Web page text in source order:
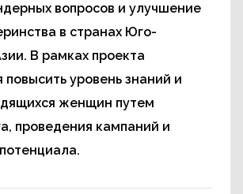
вопросов и улучшение
в странах Юго-
В рамках проекта
повысить уровень знаний и
женщин путем
проведения кампаний и